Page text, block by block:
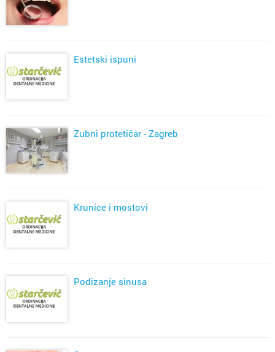
Estetski ispuni
Zubni protetičar - Zagreb
Krunice i mostovi
Podizanje sinusa